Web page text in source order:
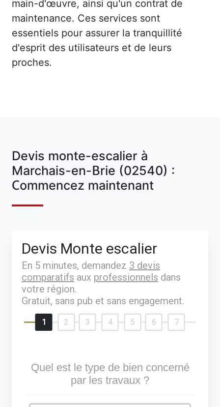
main-d'œuvre, ainsi qu'un contrat de
maintenance. Ces services sont
essentiels pour assurer la tranquillité
d'esprit des utilisateurs et de leurs
proches.
Devis monte-escalier à
Marchais-en-Brie (02540) :
Commencez maintenant
Devis Monte escalier
En 5 minutes, demandez 3 devis
comparatifs aux professionnels dans
votre région.
Gratuit, sans pub et sans engagement.
1 2 3 4 5 6 7
Quel est le type de bien concerné
par les travaux ?